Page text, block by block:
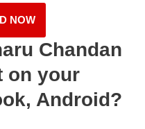
NOW
Chandan
on your
Android?